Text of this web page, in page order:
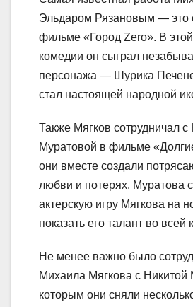
Эльдаром Рязановым — это
фильме «Город Zero». В этой
комедии он сыграл
персонажа — Шурика
стал настоящей народной
Также Мягков сотрудничал с
Муратовой в фильме
они вместе создали
любви и потерях. Муратова
актерскую игру Мягкова на
показать его талант во всей
Не менее важно было
Михаила Мягкова с
которым они сняли